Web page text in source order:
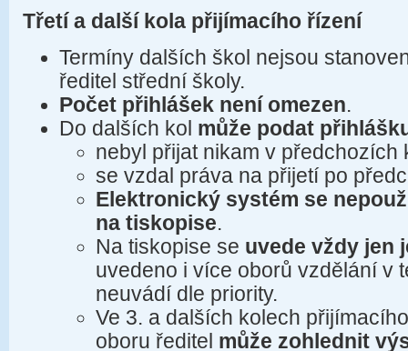
Třetí a další kola přijímacího řízení
Termíny dalších škol nejsou
ředitel střední školy.
Počet přihlášek není omezen.
Do dalších kol může podat
nebyl přijat nikam v předchozích
se vzdal práva na přijetí po
Elektronický systém se
na tiskopise.
Na tiskopise se uvede vždy jen
uvedeno i více oborů vzdělání v
neuvádí dle priority.
Ve 3. a dalších kolech
oboru ředitel může zohlednit